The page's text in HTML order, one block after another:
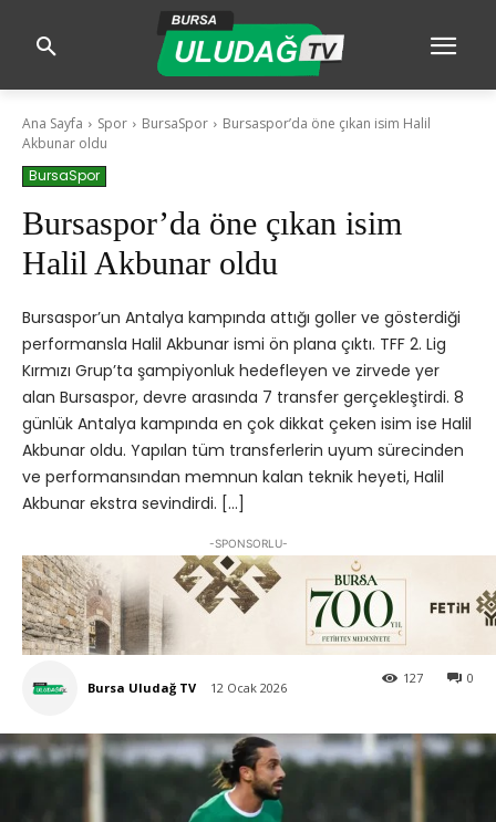
Ana Sayfa Spor BursaSpor
Bursaspor’da öne çıkan isim Halil
Akbunar oldu
BursaSpor
Bursaspor’da öne çıkan isim
Halil Akbunar oldu
Bursaspor’un Antalya kampında attığı goller ve gösterdiği
performansla Halil Akbunar ismi ön plana çıktı. TFF 2. Lig
Kırmızı Grup’ta şampiyonluk hedefleyen ve zirvede yer
alan Bursaspor, devre arasında 7 transfer gerçekleştirdi. 8
günlük Antalya kampında en çok dikkat çeken isim ise Halil
Akbunar oldu. Yapılan tüm transferlerin uyum sürecinden
ve performansından memnun kalan teknik heyeti, Halil
Akbunar ekstra sevindirdi. […]
-SPONSORLU-
Bursa Uludağ TV 12 Ocak 2026
0
127